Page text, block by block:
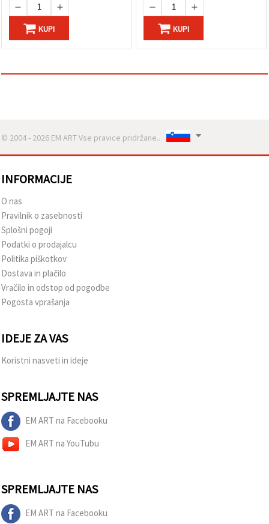
Sprejmi
vse
Nastavitve
KUPI KUPI
© 2004 - 2026 EM ART Vse pravice pridržane..
INFORMACIJE
O nas
Pravilnik o zasebnosti
Splošni pogoji
Podatki o prodajalcu
Politika piškotkov
Dostava in plačilo
Vračilo in odstop od pogodbe
Pogosta vprašanja
IDEJE ZA VAS
Koristni nasveti in ideje
SPREMLJAJTE NAS
EM ART na Facebooku
EM ART na YouTubu
SPREMLJAJTE NAS
EM ART na Facebooku